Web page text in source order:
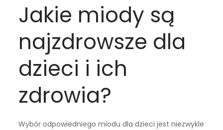
Jakie miody są
najzdrowsze dla
dzieci i ich
zdrowia?
Wybór odpowiedniego miodu dla dzieci jest niezwykle